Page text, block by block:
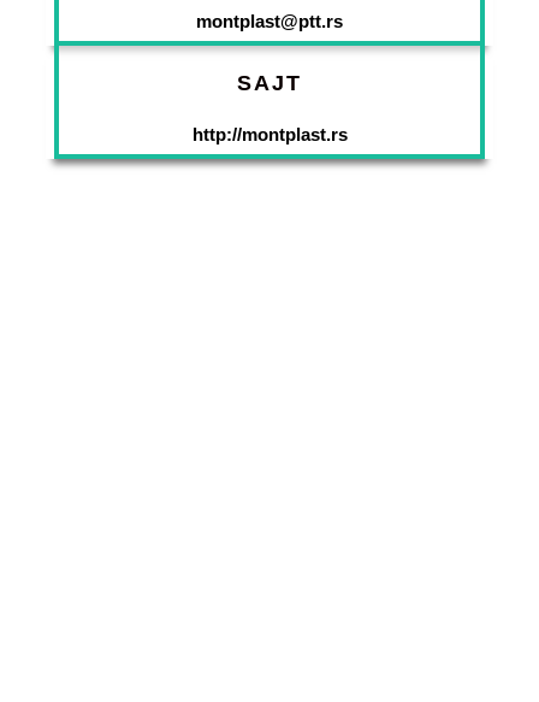
montplast@ptt.rs
SAJT
http://montplast.rs